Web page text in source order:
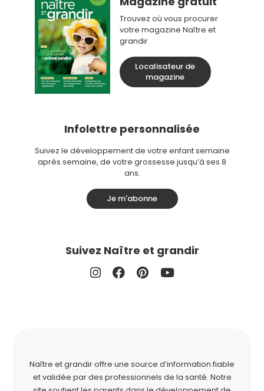
Trouvez où vous procurer
votre magazine Naître et
grandir
Localisateur de
magazine
Infolettre personnalisée
Suivez le développement de votre enfant semaine
après semaine, de votre grossesse jusqu’à ses 8
ans.
Je m'abonne
Suivez Naître et grandir
Naître et grandir offre une source d’information fiable
et validée par des professionnels de la santé. Notre